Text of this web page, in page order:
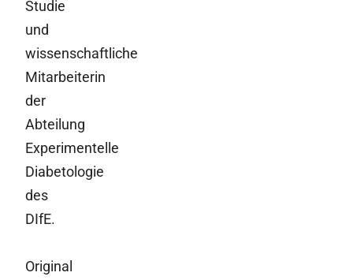
Studie
und
wissenschaftliche
Mitarbeiterin
der
Abteilung
Experimentelle
Diabetologie
des
DIfE.
Original